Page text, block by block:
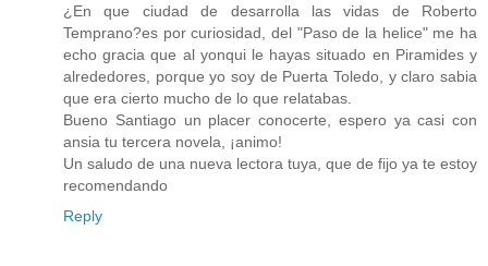
¿En que ciudad de desarrolla las vidas de Roberto
Temprano?es por curiosidad, del "Paso de la helice" me ha
echo gracia que al yonqui le hayas situado en Piramides y
alrededores, porque yo soy de Puerta Toledo, y claro sabia
que era cierto mucho de lo que relatabas.
Bueno Santiago un placer conocerte, espero ya casi con
ansia tu tercera novela, ¡animo!
Un saludo de una nueva lectora tuya, que de fijo ya te estoy
recomendando
Reply